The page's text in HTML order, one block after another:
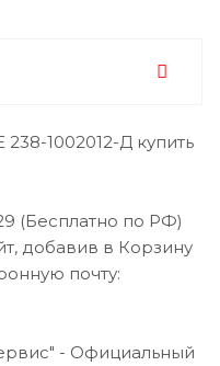
1002012-Д купить
(Бесплатно по РФ)
добавив в Корзину
почту:
- Официальный